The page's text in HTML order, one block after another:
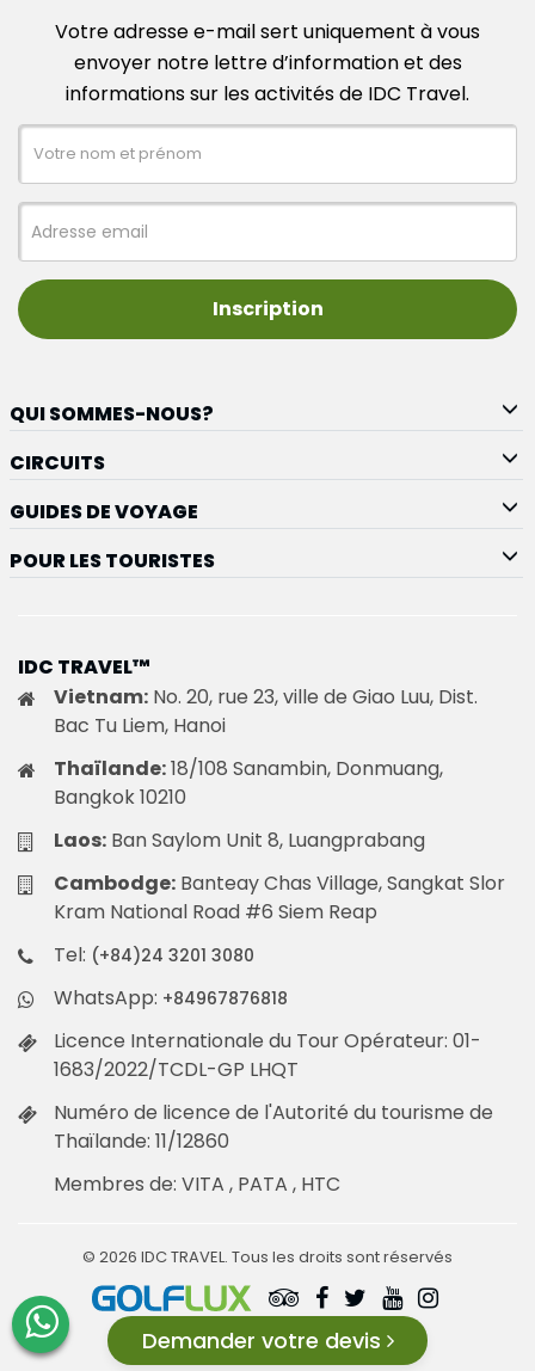
Demander votre devis
Votre adresse e-mail sert uniquement à vous
envoyer notre lettre d’information et des
informations sur les activités de IDC Travel.
Inscription
QUI SOMMES-NOUS?
CIRCUITS
GUIDES DE VOYAGE
POUR LES TOURISTES
IDC TRAVEL™
Vietnam: No. 20, rue 23, ville de Giao Luu, Dist.
Bac Tu Liem, Hanoi
Thaïlande:18/108 Sanambin, Donmuang,
Bangkok 10210
Laos: Ban Saylom Unit 8, Luangprabang
Cambodge: Banteay Chas Village, Sangkat Slor
Kram National Road #6 Siem Reap
Tel: (+84)24 3201 3080
WhatsApp: +84967876818
Licence Internationale du Tour Opérateur: 01-
1683/2022/TCDL-GP LHQT
Numéro de licence de l'Autorité du tourisme de
Thaïlande: 11/12860
Membres de: VITA , PATA , HTC
© 2026 IDC TRAVEL. Tous les droits sont réservés